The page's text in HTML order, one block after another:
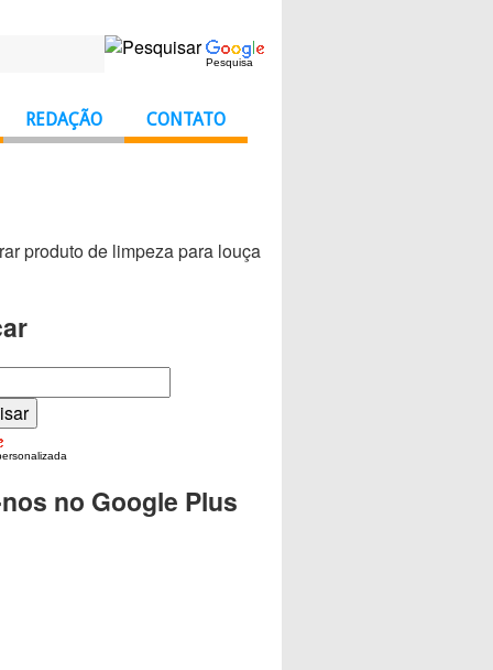
Pesquisa
REDAÇÃO CONTATO
produto de limpeza para louça
no Google Plus